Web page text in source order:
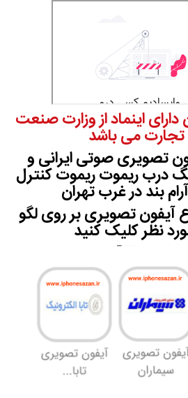
اینماد از وزارت صنعت
می باشد
تصویری صوتی ایرانی و
درب ریموت ریموت کنترل
بند در غرب تهران
آیفون تصویری بر روی لگو
نظر کلیک کنید